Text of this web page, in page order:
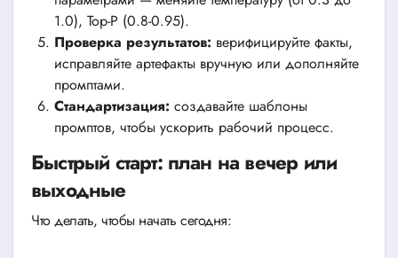
1.0), Top-P (0.8-0.95).
Проверка результатов: верифицируйте факты,
исправляйте артефакты вручную или дополняйте
промптами.
Стандартизация: создавайте шаблоны
промптов, чтобы ускорить рабочий процесс.
Быстрый старт: план на вечер или
выходные
Что делать, чтобы начать сегодня: